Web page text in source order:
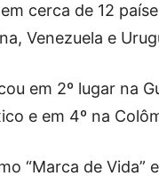
cerca de 12
Venezuela e
em 2º lugar na
e em 4º na
“Marca de Vida”